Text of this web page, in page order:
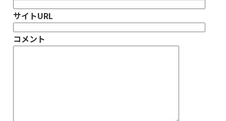
サイトURL
コメント